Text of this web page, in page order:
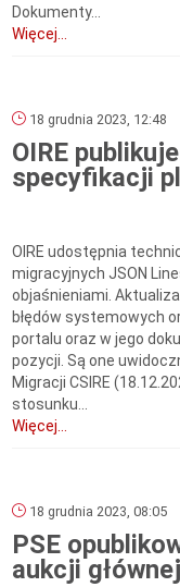
Dokumenty...
Więcej...
18 grudnia 2023, 12:48
OIRE
specyfikacji
OIRE udostępnia
migracyjnych JSON
objaśnieniami.
błędów systemowych
portalu oraz w jego
pozycji. Są one
Migracji CSIRE
stosunku...
Więcej...
18 grudnia 2023, 08:05
PSE
aukcji